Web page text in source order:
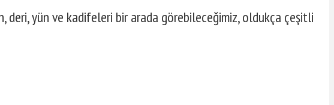
deri, yün ve kadifeleri bir arada görebileceğimiz, oldukça çeşitli